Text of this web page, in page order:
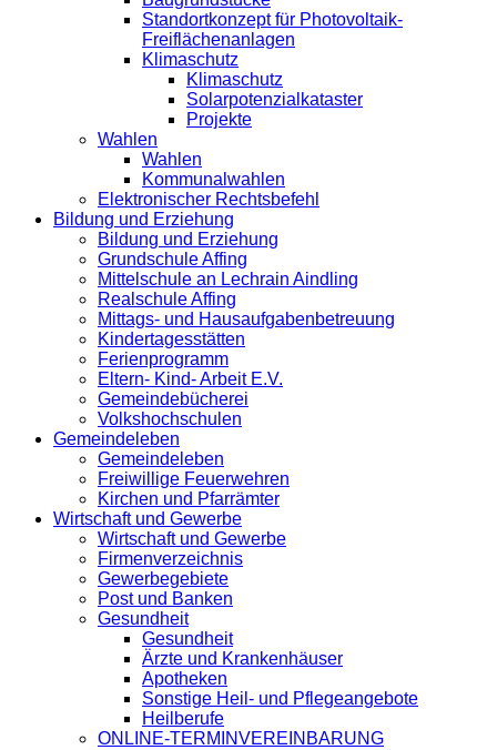
Standortkonzept für Photovoltaik-
Freiflächenanlagen
Klimaschutz
Klimaschutz
Solarpotenzialkataster
Projekte
Wahlen
Wahlen
Kommunalwahlen
Elektronischer Rechtsbefehl
Bildung und Erziehung
Bildung und Erziehung
Grundschule Affing
Mittelschule an Lechrain Aindling
Realschule Affing
Mittags- und Hausaufgabenbetreuung
Kindertagesstätten
Ferienprogramm
Eltern- Kind- Arbeit E.V.
Gemeindebücherei
Volkshochschulen
Gemeindeleben
Gemeindeleben
Freiwillige Feuerwehren
Kirchen und Pfarrämter
Wirtschaft und Gewerbe
Wirtschaft und Gewerbe
Firmenverzeichnis
Gewerbegebiete
Post und Banken
Gesundheit
Gesundheit
Ärzte und Krankenhäuser
Apotheken
Sonstige Heil- und Pflegeangebote
Heilberufe
ONLINE-TERMINVEREINBARUNG